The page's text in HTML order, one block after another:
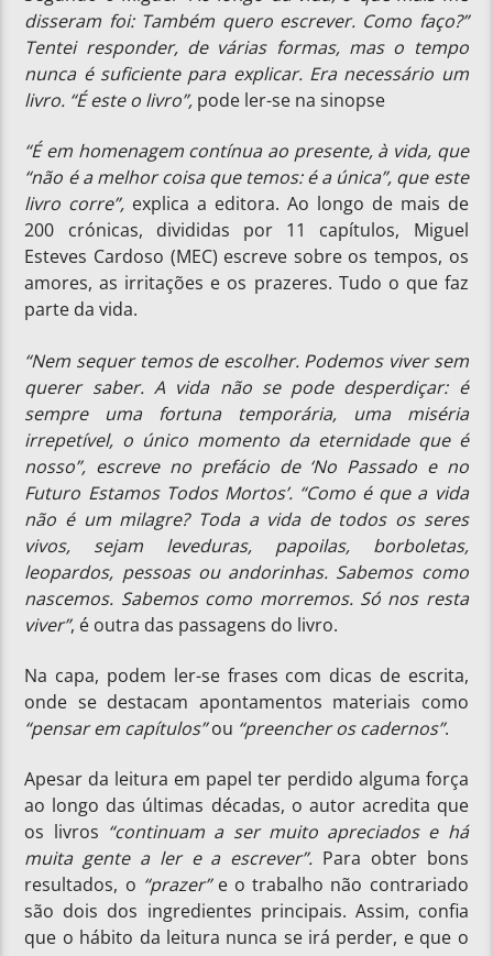
disseram foi: Também quero escrever. Como faço?”
Tentei responder, de várias formas, mas o tempo
nunca é suficiente para explicar. Era necessário um
livro. “É este o livro”, pode ler-se na sinopse
“É em homenagem contínua ao presente, à vida, que
“não é a melhor coisa que temos: é a única”, que este
livro corre”, explica a editora. Ao longo de mais de
200 crónicas, divididas por 11 capítulos, Miguel
Esteves Cardoso (MEC) escreve sobre os tempos, os
amores, as irritações e os prazeres. Tudo o que faz
parte da vida.
“Nem sequer temos de escolher. Podemos viver sem
querer saber. A vida não se pode desperdiçar: é
sempre uma fortuna temporária, uma miséria
irrepetível, o único momento da eternidade que é
nosso”, escreve no prefácio de ‘No Passado e no
Futuro Estamos Todos Mortos’. “Como é que a vida
não é um milagre? Toda a vida de todos os seres
vivos, sejam leveduras, papoilas, borboletas,
leopardos, pessoas ou andorinhas. Sabemos como
nascemos. Sabemos como morremos. Só nos resta
viver”, é outra das passagens do livro.
Na capa, podem ler-se frases com dicas de escrita,
onde se destacam apontamentos materiais como
“pensar em capítulos”ou “preencher os cadernos”.
Apesar da leitura em papel ter perdido alguma força
ao longo das últimas décadas, o autor acredita que
os livros “continuam a ser muito apreciados e há
muita gente a ler e a escrever”. Para obter bons
resultados, o “prazer”e o trabalho não contrariado
são dois dos ingredientes principais. Assim, confia
que o hábito da leitura nunca se irá perder, e que o